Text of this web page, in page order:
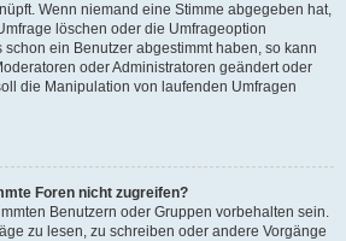
Wenn niemand eine Stimme abgegeben hat,
löschen oder die Umfrageoption
ein Benutzer abgestimmt haben, so kann
oder Administratoren geändert oder
die Manipulation von laufenden Umfragen
Foren nicht zugreifen?
Benutzern oder Gruppen vorbehalten sein.
zu lesen, zu schreiben oder andere Vorgänge